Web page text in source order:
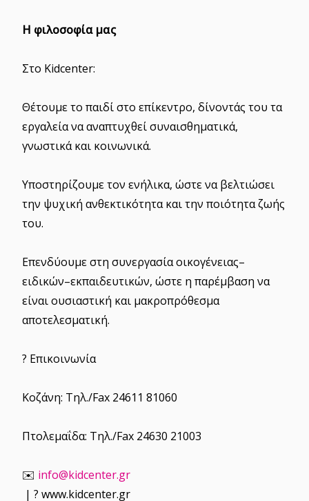
Η φιλοσοφία μας
Στο Kidcenter:
Θέτουμε το παιδί στο επίκεντρο, δίνοντάς του τα
εργαλεία να αναπτυχθεί συναισθηματικά,
γνωστικά και κοινωνικά.
Υποστηρίζουμε τον ενήλικα, ώστε να βελτιώσει
την ψυχική ανθεκτικότητα και την ποιότητα ζωής
του.
Επενδύουμε στη συνεργασία οικογένειας–
ειδικών–εκπαιδευτικών, ώστε η παρέμβαση να
είναι ουσιαστική και μακροπρόθεσμα
αποτελεσματική.
? Επικοινωνία
Κοζάνη: Τηλ./Fax 24611 81060
Πτολεμαΐδα: Τηλ./Fax 24630 21003
✉️ info@kidcenter.gr
| ? www.kidcenter.gr